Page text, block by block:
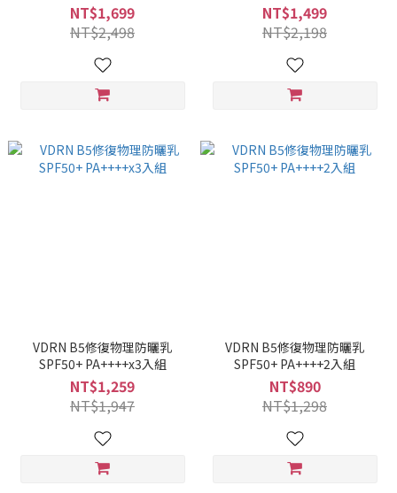
NT$1,699
NT$2,498
NT$1,499
NT$2,198
VDRN B5修復物理防曬乳
SPF50+ PA++++x3入組
NT$1,259
NT$1,947
VDRN B5修復物理防曬乳
SPF50+ PA++++2入組
NT$890
NT$1,298